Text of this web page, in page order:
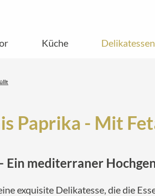
Küche Delikatessen
Paprika - Mit
Ein mediterraner
exquisite Delikatesse, die die